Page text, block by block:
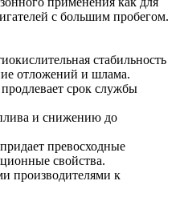
с большим пробегом.
стабильность
отложений и шлама.
срок службы
и снижению до
превосходные
свойства.
производителями к